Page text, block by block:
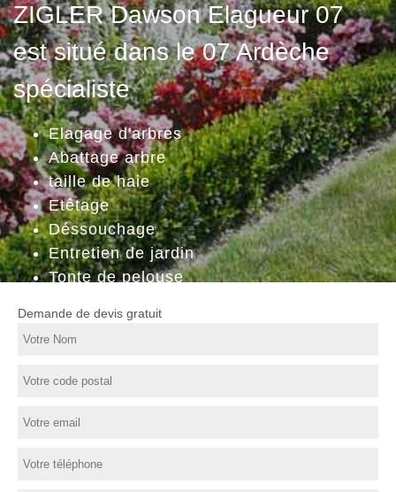
ZIGLER Dawson Elagueur 07
est situé dans le 07 Ardèche
spécialiste
Elagage d'arbres
Abattage arbre
taille de haie
Etêtage
Déssouchage
Entretien de jardin
Tonte de pelouse
Demande de devis gratuit